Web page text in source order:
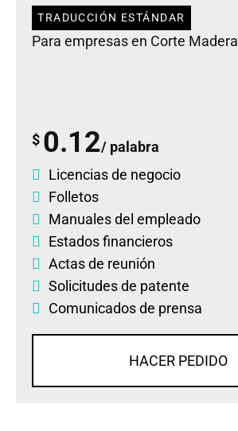
TRADUCCIÓN ESTÁNDAR
Para empresas en Corte Madera
$ 0.12/ palabra
Licencias de negocio
Folletos
Manuales del empleado
Estados financieros
Actas de reunión
Solicitudes de patente
Comunicados de prensa
HACER PEDIDO